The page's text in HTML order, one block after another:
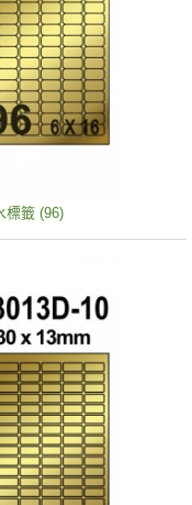
標籤 (96)